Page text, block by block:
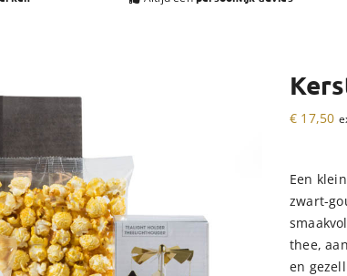
€ 17,50
Een
zwart-
thee,
en